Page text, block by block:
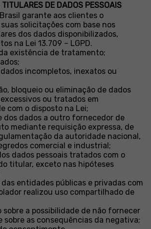
TITULARES DE DADOS PESSOAIS
garante aos clientes o
solicitações com base nos
dos dados disponibilizados,
na Lei 13.709 – LGPD.
existência de tratamento;
incompletos, inexatos ou
bloqueio ou eliminação de dados
ou tratados em
com o disposto na Lei;
dos dados a outro fornecedor de
mediante requisição expressa, de
da autoridade nacional,
comercial e industrial;
dados pessoais tratados com o
titular, exceto nas hipóteses
entidades públicas e privadas com
realizou uso compartilhado de
sobre a possibilidade de não fornecer
sobre as consequências da negativa;